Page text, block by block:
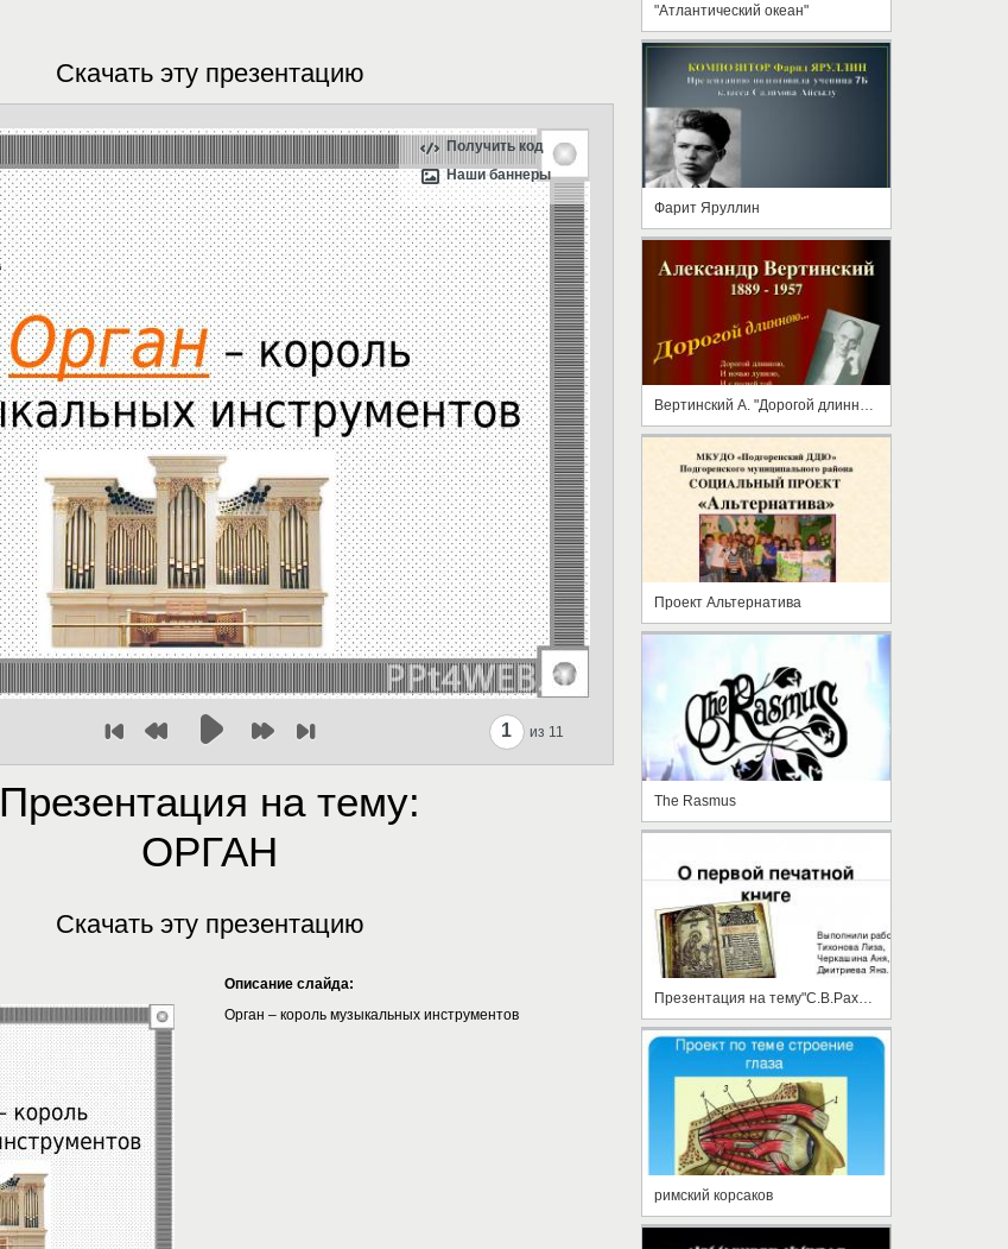
Скачать эту презентацию
Получить код
Наши баннеры
1 из 11
Презентация на тему:
ОРГАН
Скачать эту презентацию
Описание слайда:
Орган – король музыкальных инструментов
"Атлантический океан"
Фарит Яруллин
Вертинский А. "Дорогой длинною..."
Проект Альтернатива
The Rasmus
Презентация на тему"С.В.Рахманинов" Тихонова Лиза 4-А класс
римский корсаков